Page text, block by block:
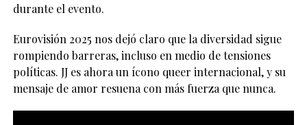
durante el evento.
Eurovisión 2025 nos dejó claro que la diversidad sigue
rompiendo barreras, incluso en medio de tensiones
políticas. JJ es ahora un ícono queer internacional, y su
mensaje de amor resuena con más fuerza que nunca.